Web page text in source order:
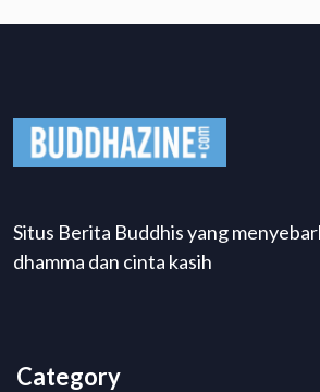
Situs Berita Buddhis yang
dhamma dan cinta kasih
Category